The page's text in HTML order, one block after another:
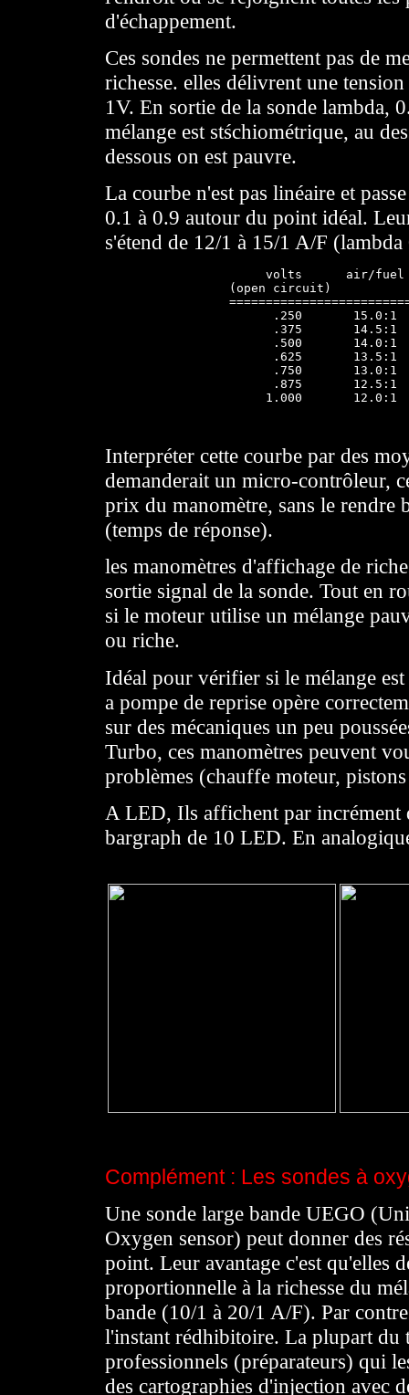
d'échappement.
Ces sondes ne permettent pas de
richesse. elles délivrent une
1V. En sortie de la sonde lambda,
mélange est stśchiométrique, au
dessous on est pauvre.
La courbe n'est pas linéaire et
0.1 à 0.9 autour du point idéal.
s'étend de 12/1 à 15/1 A/F
volts      air/fuel
                 (open circuit)
.250       15.0:1
.375       14.5:1
.500       14.0:1
.625       13.5:1
.750       13.0:1
.875       12.5:1
1.000       12.0:1
Interpréter cette courbe par des
demanderait un micro-contrôleur,
prix du manomètre, sans le rendre
(temps de réponse).
les manomètres d'affichage de
sortie signal de la sonde. Tout en
si le moteur utilise un mélange
ou riche.
Idéal pour vérifier si le mélange
a pompe de reprise opère
sur des mécaniques un peu
Turbo, ces manomètres peuvent
problèmes (chauffe moteur,
A LED, Ils affichent par incrément
bargraph de 10 LED. En
Complément : Les sondes à
Une sonde large bande UEGO
Oxygen sensor) peut donner des
point. Leur avantage c'est qu'elles
proportionnelle à la richesse du
bande (10/1 à 20/1 A/F). Par
l'instant rédhibitoire. La plupart du
professionnels (préparateurs) qui
des cartographies d'injection avec